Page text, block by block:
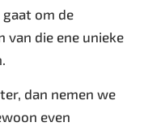
om de
van die ene unieke
dan nemen we
even